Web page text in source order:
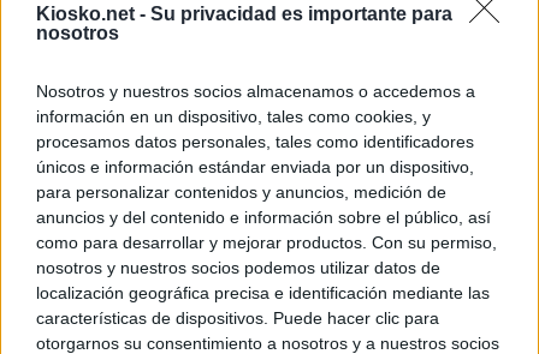
Kiosko.net - Su privacidad es importante para
nosotros
Nosotros y nuestros socios almacenamos o accedemos a
información en un dispositivo, tales como cookies, y
procesamos datos personales, tales como identificadores
únicos e información estándar enviada por un dispositivo,
para personalizar contenidos y anuncios, medición de
anuncios y del contenido e información sobre el público, así
como para desarrollar y mejorar productos. Con su permiso,
nosotros y nuestros socios podemos utilizar datos de
localización geográfica precisa e identificación mediante las
características de dispositivos. Puede hacer clic para
otorgarnos su consentimiento a nosotros y a nuestros socios